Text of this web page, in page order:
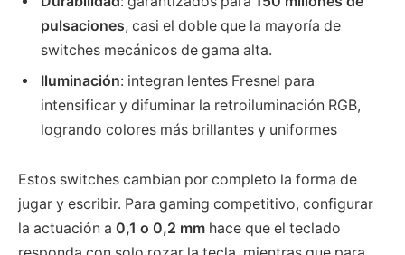
pulsaciones, casi el doble que la mayoría de
switches mecánicos de gama alta.
Iluminación: integran lentes Fresnel para
intensificar y difuminar la retroiluminación RGB,
logrando colores más brillantes y uniformes
Estos switches cambian por completo la forma de
jugar y escribir. Para gaming competitivo, configurar
la actuación a 0,1 o 0,2 mm hace que el teclado